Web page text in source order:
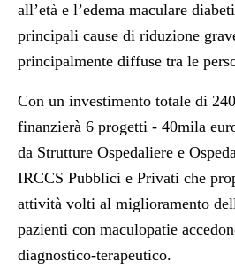
all’età e l’edema maculare
principali cause di riduzione
principalmente diffuse tra le
Con un investimento totale di
finanzierà 6 progetti - 40mila
da Strutture Ospedaliere e
IRCCS Pubblici e Privati che
attività volti al miglioramento
pazienti con maculopatie
diagnostico-terapeutico.